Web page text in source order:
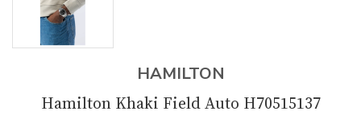
HAMILTON
Hamilton Khaki Field Auto H70515137